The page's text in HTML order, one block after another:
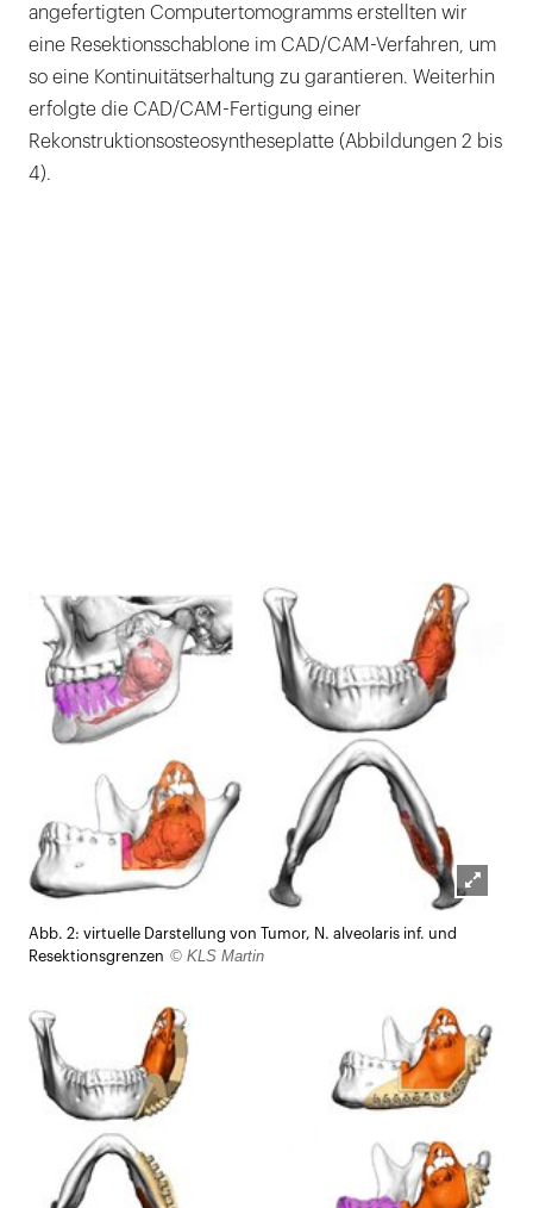
angefertigten Computertomogramms erstellten wir
eine Resektionsschablone im CAD/CAM-Verfahren, um
so eine Kontinuitätserhaltung zu garantieren. Weiterhin
erfolgte die CAD/CAM-Fertigung einer
Rekonstruktionsosteosyntheseplatte (Abbildungen 2 bis
4).
Abb. 2: virtuelle Darstellung von Tumor, N. alveolaris inf. und
Resektionsgrenzen © KLS Martin